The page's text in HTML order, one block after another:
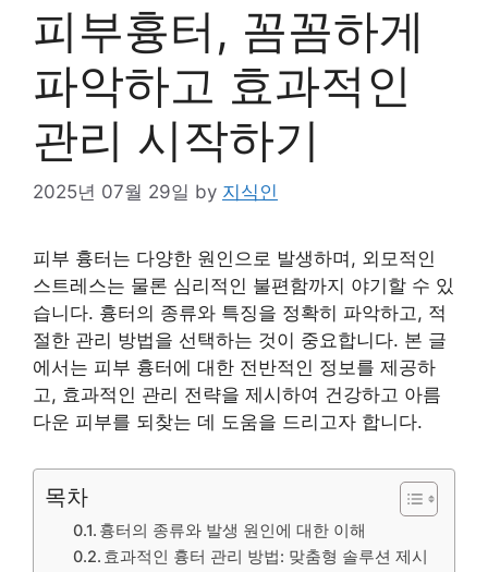
피부흉터, 꼼꼼하게
파악하고 효과적인
관리 시작하기
2025년 07월 29일 by 지식인
피부 흉터는 다양한 원인으로 발생하며, 외모적인
스트레스는 물론 심리적인 불편함까지 야기할 수 있
습니다. 흉터의 종류와 특징을 정확히 파악하고, 적
절한 관리 방법을 선택하는 것이 중요합니다. 본 글
에서는 피부 흉터에 대한 전반적인 정보를 제공하
고, 효과적인 관리 전략을 제시하여 건강하고 아름
다운 피부를 되찾는 데 도움을 드리고자 합니다.
목차
흉터의 종류와 발생 원인에 대한 이해
효과적인 흉터 관리 방법: 맞춤형 솔루션 제시